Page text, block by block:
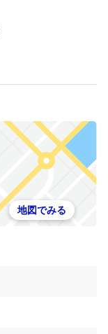
地図でみる